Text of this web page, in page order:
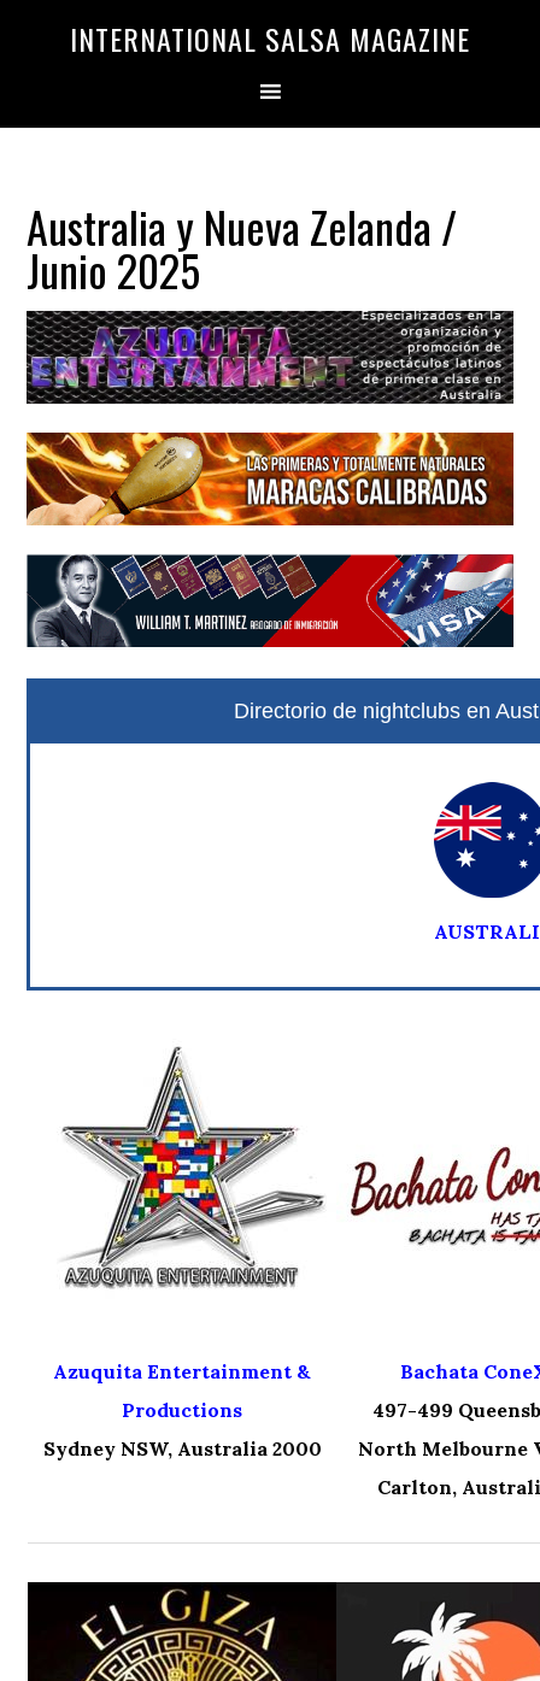
INTERNATIONAL SALSA MAGAZINE
Australia y Nueva Zelanda /
Junio 2025
Directorio de nightclubs en
Azuquita Entertainment &
Productions
Sydney NSW, Australia 2000
Bachata
497-499
North Melbourne
Carlton,